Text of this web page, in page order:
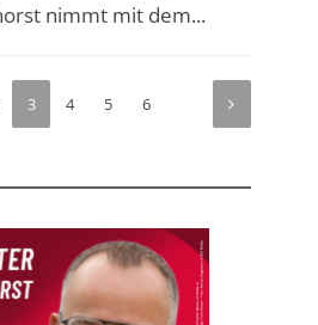
nimmt mit dem...
3 4 5 6